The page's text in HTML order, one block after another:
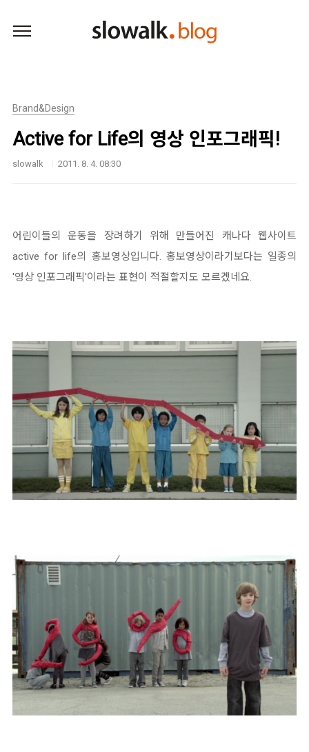
Brand&Design
Active for Life의 영상 인포그래픽!
slowalk 2011. 8. 4. 08:30
어린이들의 운동을 장려하기 위해 만들어진 캐나다 웹사이트
active for life의 홍보영상입니다. 홍보영상이라기보다는 일종의
'영상 인포그래픽'이라는 표현이 적절할지도 모르겠네요.